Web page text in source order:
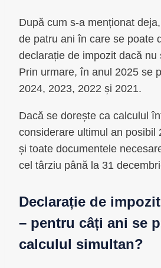
După cum s-a menționat
de patru ani în care se poate
declarație de impozit dacă nu
Prin urmare, în anul 2025 se
2024, 2023, 2022 și 2021.
Dacă se dorește ca calculul
considerare ultimul an posibil
și toate documentele
cel târziu până la 31
Declarație de
– pentru câți ani se
calculul simultan?